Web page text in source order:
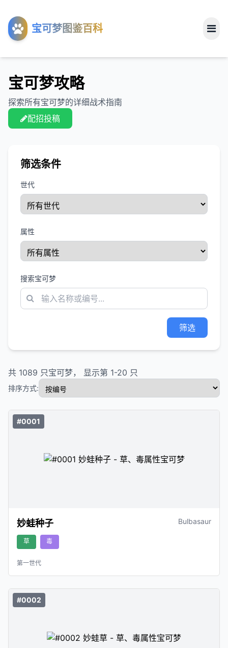
宝可梦图鉴百科
工具
关于
宝可梦攻略
探索所有宝可梦的详细战术指南
配招投稿
筛选条件
世代
属性
搜索宝可梦
筛选
共 1089 只宝可梦， 显示第 1-20 只
排序方式:
#0001
妙蛙种子 Bulbasaur
草 毒
第一世代
#0002